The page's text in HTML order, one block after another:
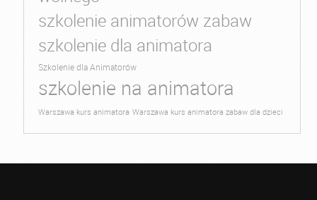
szkolenie animatorów zabaw
szkolenie dla animatora
Szkolenie dla Animatorów
szkolenie na animatora
Warszawa kurs animatora Warszawa kurs animatora zabaw dla dzieci